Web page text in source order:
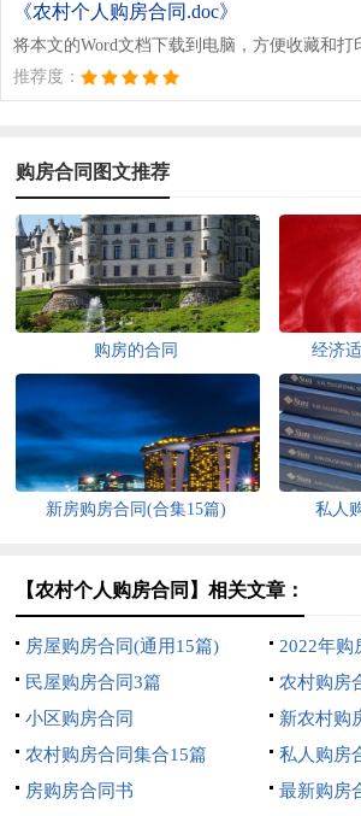
《农村个人购房合同.doc》
将本文的Word文档下载到电脑，方便收藏和打
推荐度：
购房合同图文推荐
购房的合同 经济
新房购房合同(合集15篇) 私人
【农村个人购房合同】相关文章：
房屋购房合同(通用15篇)
2022年购
民屋购房合同3篇
农村购房
小区购房合同
新农村购
农村购房合同集合15篇
私人购房
房购房合同书
最新购房